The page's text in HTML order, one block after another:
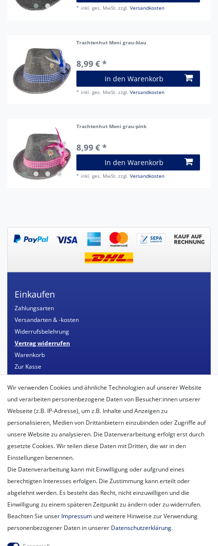
* inkl. ges. MwSt. zzgl.Versandkosten
Trachtenhut Moni grau-blau
8,99 € *
In den Warenkorb
* inkl. ges. MwSt. zzgl.Versandkosten
Trachtenhut Moni grau-pink
8,99 € *
In den Warenkorb
* inkl. ges. MwSt. zzgl.Versandkosten
Einkaufen
Zahlungsarten
Versandarten & -kosten
Widerrufsbelehrung
Vertrag widerrufen
Warenkorb
Zur Kasse
Mein Konto
Registrieren
Login
Unternehmen
Unser Ballon-Lieferservice
Unsere Mitarbeiter
Datenschutzerklärung
AGB
Impressum
Newsletter
Newsletter
Wir verwenden Cookies und ähnliche Technologien auf unserer Website
und verarbeiten personenbezogene Daten von Besucher:innen unserer
Webseite (z.B. IP-Adresse), um z.B. Inhalte und Anzeigen zu
personalisieren, Medien von Drittanbietern einzubinden oder Zugriffe auf
unsere Website zu analysieren. Die Datenverarbeitung erfolgt erst durch
gesetzte Cookies. Wir teilen diese Daten mit Dritten, die wir in den
Einstellungen benennen.
Die Datenverarbeitung kann mit Einwilligung oder aufgrund eines
berechtigten Interesses erfolgen. Die Zustimmung kann erteilt oder
abgelehnt werden. Es besteht das Recht, nicht einzuwilligen und die
Einwilligung zu einem späteren Zeitpunkt zu ändern oder zu widerrufen.
Beachten Sie unser Impressum und weitere Hinweise zur Verwendung
personenbezogener Daten in unserer Daten­schutz­erklärung.